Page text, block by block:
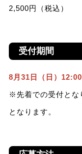
2,500円（税込）
受付期間
8月31日（日）
※先着での受付とな
となります。